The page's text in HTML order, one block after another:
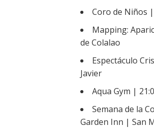
Coro de Niños
Mapping:
de Colalao
Espectáculo
Javier
Aqua Gym |
Semana de la
Garden Inn | San